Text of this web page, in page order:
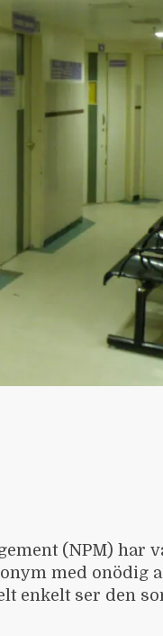
(NPM) har
med onödig
enkelt ser den